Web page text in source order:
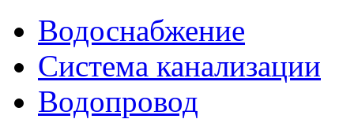
Водоснабжение
Система канализации
Водопровод